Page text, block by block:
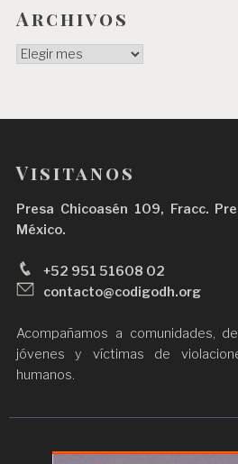
Archivos
Archivos
Visitanos
Presa Chicoasén 109, Fracc.
México.
+52 951 51608 02
contacto@codigodh.org
Acompañamos a comunidades,
jóvenes y víctimas de
humanos.